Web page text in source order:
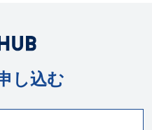
し込む